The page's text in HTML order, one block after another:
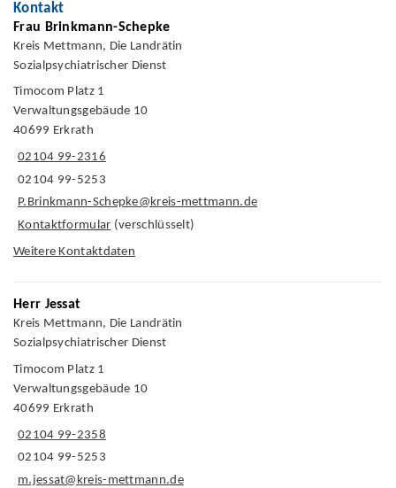
Kontakt
Frau Brinkmann-Schepke
Kreis Mettmann, Die Landrätin
Sozialpsychiatrischer Dienst
Timocom Platz 1
Verwaltungsgebäude 10
40699 Erkrath
02104 99-2316
02104 99-5253
P.Brinkmann-Schepke@kreis-mettmann.de
Kontaktformular (verschlüsselt)
Weitere Kontaktdaten
Herr Jessat
Kreis Mettmann, Die Landrätin
Sozialpsychiatrischer Dienst
Timocom Platz 1
Verwaltungsgebäude 10
40699 Erkrath
02104 99-2358
02104 99-5253
m.jessat@kreis-mettmann.de